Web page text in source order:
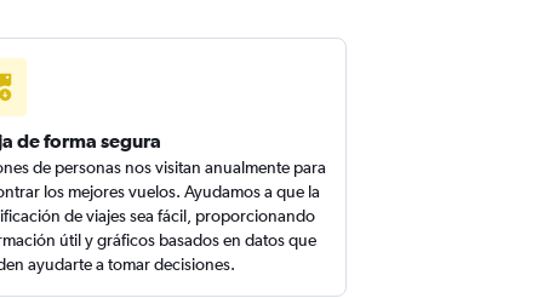
de forma segura
de personas nos visitan anualmente para
los mejores vuelos. Ayudamos a que la
de viajes sea fácil, proporcionando
útil y gráficos basados en datos que
ayudarte a tomar decisiones.